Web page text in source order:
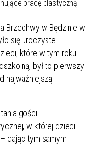
Brzechwy w Będzinie w
się uroczyste
które w tym roku
był to pierwszy i
najważniejszą
gości i
w której dzieci
dając tym samym